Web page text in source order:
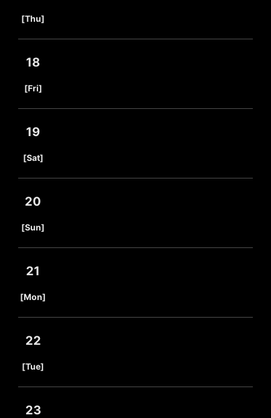
[Thu]
18
[Fri]
19
[Sat]
20
[Sun]
21
[Mon]
22
[Tue]
23